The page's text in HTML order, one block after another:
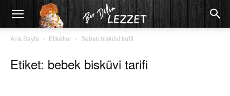
Ana Sayfa Etiketler Bebek bisküvi tarifi
Etiket: bebek bisküvi tarifi